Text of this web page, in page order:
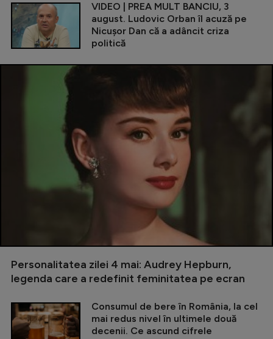
VIDEO | PREA MULT BANCIU, 3
august. Ludovic Orban îl acuză pe
Nicușor Dan că a adâncit criza
politică
Personalitatea zilei 4 mai: Audrey Hepburn,
legenda care a redefinit feminitatea pe ecran
Consumul de bere în România, la cel
mai redus nivel în ultimele două
decenii. Ce ascund cifrele